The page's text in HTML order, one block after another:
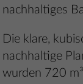
nachhaltiges
Die klare,
nachhaltige
wurden 720